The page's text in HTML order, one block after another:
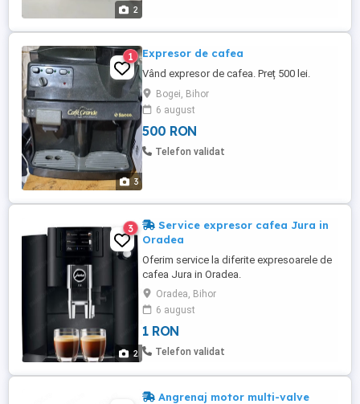
2
3
1 Expresor de cafea
Vând expresor de cafea. Preț 500 lei.
Bogei, Bihor
6 august
500 RON
Telefon validat
2
3
Service expresor cafea Jura in
Oradea
Oferim service la diferite expresoarele de
cafea Jura in Oradea.
Oradea, Bihor
6 august
1 RON
Telefon validat
Angrenaj motor multi-valve